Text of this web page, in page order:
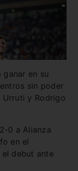
en su
sin poder
Urruti y Rodrigo
0 a Alianza
en el
debut ante